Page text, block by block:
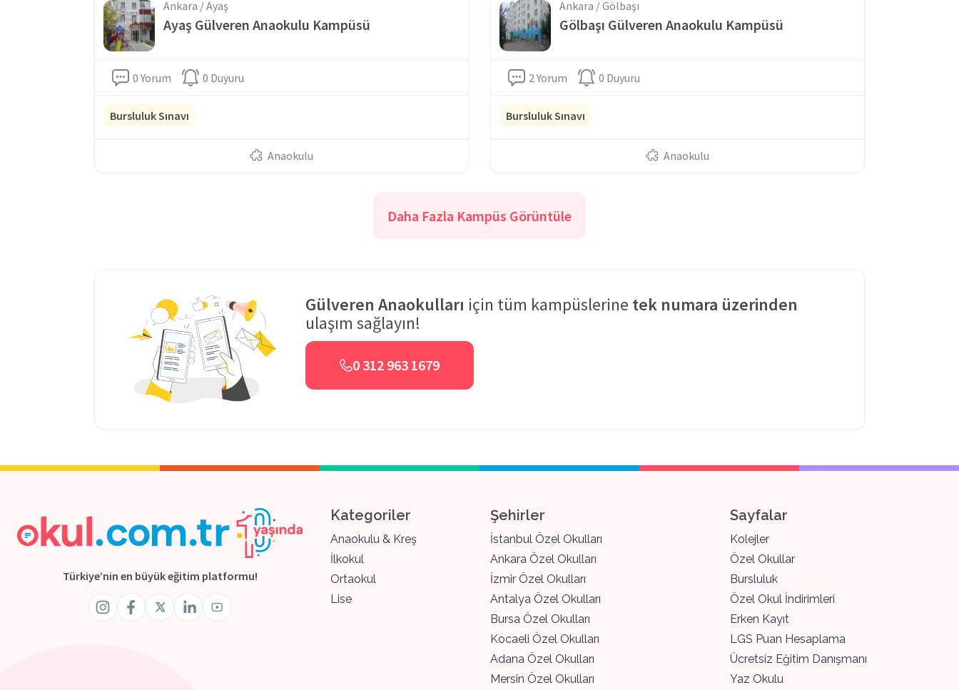
Ankara / Ayaş
Ayaş Gülveren Anaokulu Kampüsü
0 Yorum 0 Duyuru
Bursluluk Sınavı
Anaokulu
Ankara / Gölbaşı
Gölbaşı Gülveren Anaokulu Kampüsü
2 Yorum 0 Duyuru
Bursluluk Sınavı
Anaokulu
Daha Fazla Kampüs Görüntüle
Gülveren Anaokulları için tüm kampüslerine tek numara üzerinden
ulaşım sağlayın!
0 312 963 1679
Türkiye’nin en büyük eğitim platformu!
Kategoriler
Anaokulu & Kreş
İlkokul
Ortaokul
Lise
Şehirler
İstanbul Özel Okulları
Ankara Özel Okulları
İzmir Özel Okulları
Antalya Özel Okulları
Bursa Özel Okulları
Kocaeli Özel Okulları
Adana Özel Okulları
Mersin Özel Okulları
Sayfalar
Kolejler
Özel Okullar
Bursluluk
Özel Okul İndirimleri
Erken Kayıt
LGS Puan Hesaplama
Ücretsiz Eğitim Danışmanı
Yaz Okulu